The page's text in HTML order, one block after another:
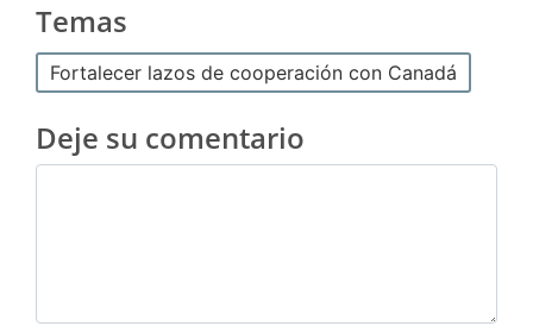
Temas
Fortalecer lazos de cooperación con Canadá
Deje su comentario